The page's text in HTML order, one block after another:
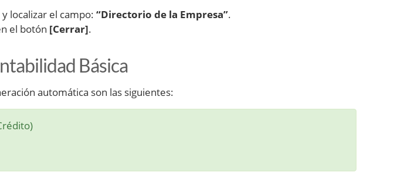
y localizar el campo: “Directorio de la Empresa”.
el botón [Cerrar].
Básica
automática son las siguientes: